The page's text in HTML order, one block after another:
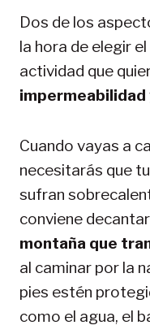
Dos de los
la hora de elegir
actividad que
Cuando vayas a
necesitarás que
sufran
conviene
montaña que
al caminar por la
pies estén
como el agua, el